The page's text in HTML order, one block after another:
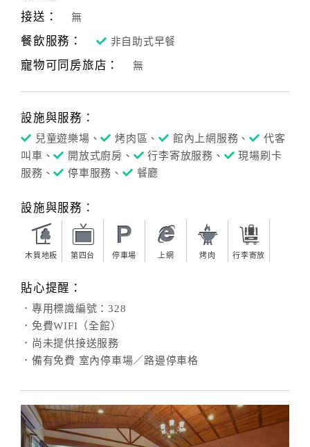
接送：
無
餐飲服務： 非自助式早餐
寵物可同房旅店： 無
設施與服務：
兒童遊樂場、 烤肉區、 館內上網服務、
代客
叫車、
開放式廚房、 行李寄放服務、
現場刷卡
服務、
停車服務、 餐廳
設施與服務：
木質地板 第四台 停車場 上網 烤肉 行李寄放
貼心提醒：
．專用標識編號：328
．免費WIFI（全館）
．尚未提供接送服務
．備有免費 室內停車場／路邊停車格